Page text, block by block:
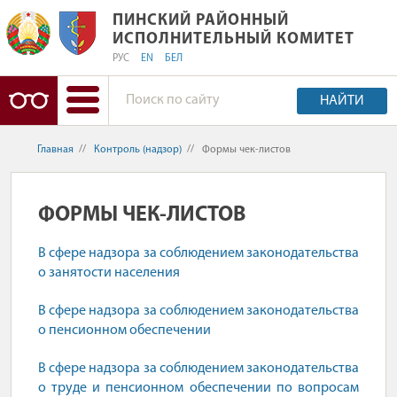
ПИНСКИЙ РАЙОННЫЙ
ПИНСКИЙ РАЙОННЫЙ
ИСПОЛНИТЕЛЬНЫЙ КОМИТЕТ
РУС EN БЕЛ
НАЙТИ
Главная // Контроль (надзор) // Формы чек-листов
ФОРМЫ ЧЕК-ЛИСТОВ
В сфере надзора за соблюдением законодательства
о занятости населения
В сфере надзора за соблюдением законодательства
о пенсионном обеспечении
В сфере надзора за соблюдением законодательства
о труде и пенсионном обеспечении по вопросам